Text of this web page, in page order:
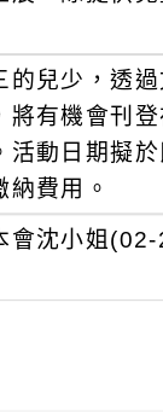
兒少，透
有機會刊
動日期擬
費用。
會沈小姐